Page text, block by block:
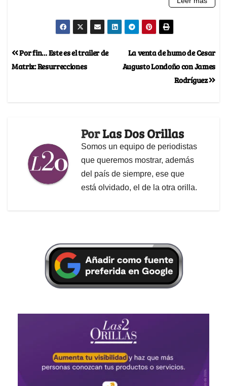
La venta de humo de Cesar
Augusto Londoño con James
Rodríguez
Por fin… Este es el trailer de
Matrix: Resurrecciones
PorLas Dos Orillas
Somos un equipo de periodistas
que queremos mostrar, además
del país de siempre, ese que
está olvidado, el de la otra orilla.